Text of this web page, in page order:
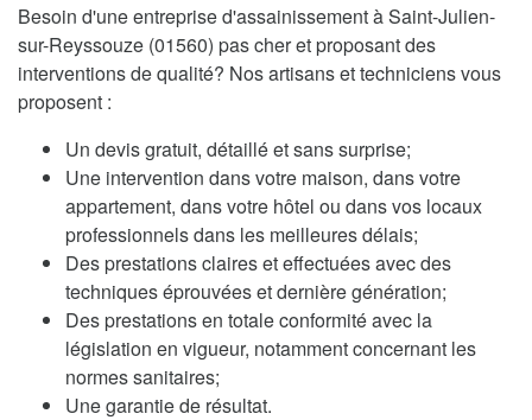
Besoin d'une entreprise d'assainissement à Saint-Julien-
sur-Reyssouze (01560) pas cher et proposant des
interventions de qualité? Nos artisans et techniciens vous
proposent :
Un devis gratuit, détaillé et sans surprise;
Une intervention dans votre maison, dans votre
appartement, dans votre hôtel ou dans vos locaux
professionnels dans les meilleures délais;
Des prestations claires et effectuées avec des
techniques éprouvées et dernière génération;
Des prestations en totale conformité avec la
législation en vigueur, notamment concernant les
normes sanitaires;
Une garantie de résultat.